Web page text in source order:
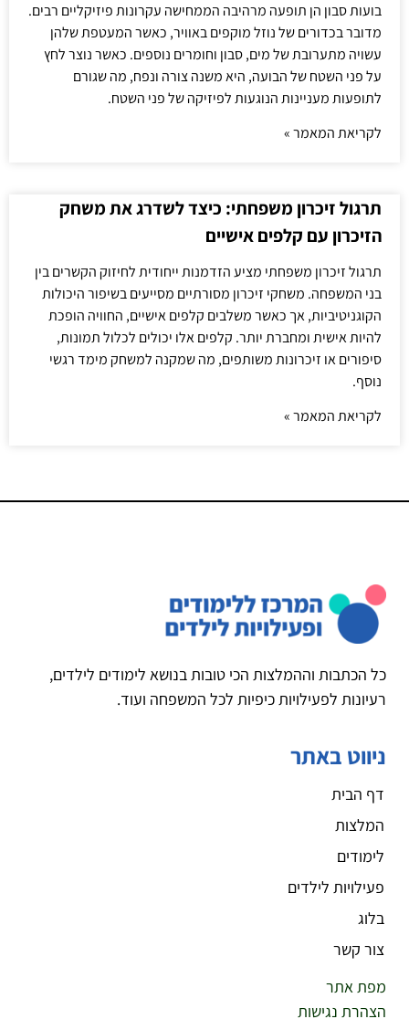
בועות סבון הן תופעה מרהיבה הממחישה עקרונות פיזיקליים רבים.
מדובר בכדורים של נוזל מוקפים באוויר, כאשר המעטפת שלהן
עשויה מתערובת של מים, סבון וחומרים נוספים. כאשר נוצר לחץ
על פני השטח של הבועה, היא משנה צורה ונפח, מה שגורם
לתופעות מעניינות הנוגעות לפיזיקה של פני השטח.
לקריאת המאמר »
תרגול זיכרון משפחתי: כיצד לשדרג את משחק
הזיכרון עם קלפים אישיים
תרגול זיכרון משפחתי מציע הזדמנות ייחודית לחיזוק הקשרים בין
בני המשפחה. משחקי זיכרון מסורתיים מסייעים בשיפור היכולות
הקוגניטיביות, אך כאשר משלבים קלפים אישיים, החוויה הופכת
להיות אישית ומחברת יותר. קלפים אלו יכולים לכלול תמונות,
סיפורים או זיכרונות משותפים, מה שמקנה למשחק מימד רגשי
נוסף.
לקריאת המאמר »
כל הכתבות וההמלצות הכי טובות בנושא לימודים לילדים,
רעיונות לפעילויות כיפיות לכל המשפחה ועוד.
ניווט באתר
דף הבית
המלצות
לימודים
פעילויות לילדים
בלוג
צור קשר
מפת אתר
הצהרת נגישות